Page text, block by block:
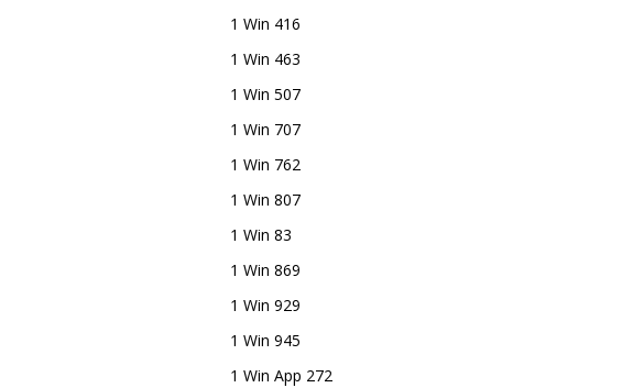
1 Win 416
1 Win 463
1 Win 507
1 Win 707
1 Win 762
1 Win 807
1 Win 83
1 Win 869
1 Win 929
1 Win 945
1 Win App 272